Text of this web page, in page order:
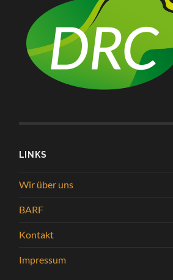
LINKS
Wir über uns
BARF
Kontakt
Impressum